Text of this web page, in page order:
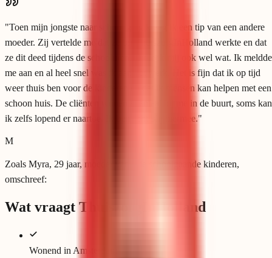
"Toen mijn jongste naar school ging kreeg ik een tip van een andere
moeder. Zij vertelde me dat ze bij ThuiszorgInHolland werkte en dat
ze dit deed tijdens de schooluren. Dit leek mij ook wel wat. Ik meldde
me aan en al heel snel was ik aan het werk. Het is fijn dat ik op tijd
weer thuis ben voor de kinderen en dat ik mensen kan helpen met een
schoon huis. De cliënten wonen allemaal bij me in de buurt, soms kan
ik zelfs lopend er naartoe. Ik ben echt blij hiermee."
M
Zoals Myra, 29 jaar, moeder van drie schoolgaande kinderen,
omschreef:
Wat vraagt ThuiszorgInHolland
Wonend in Amsterdam